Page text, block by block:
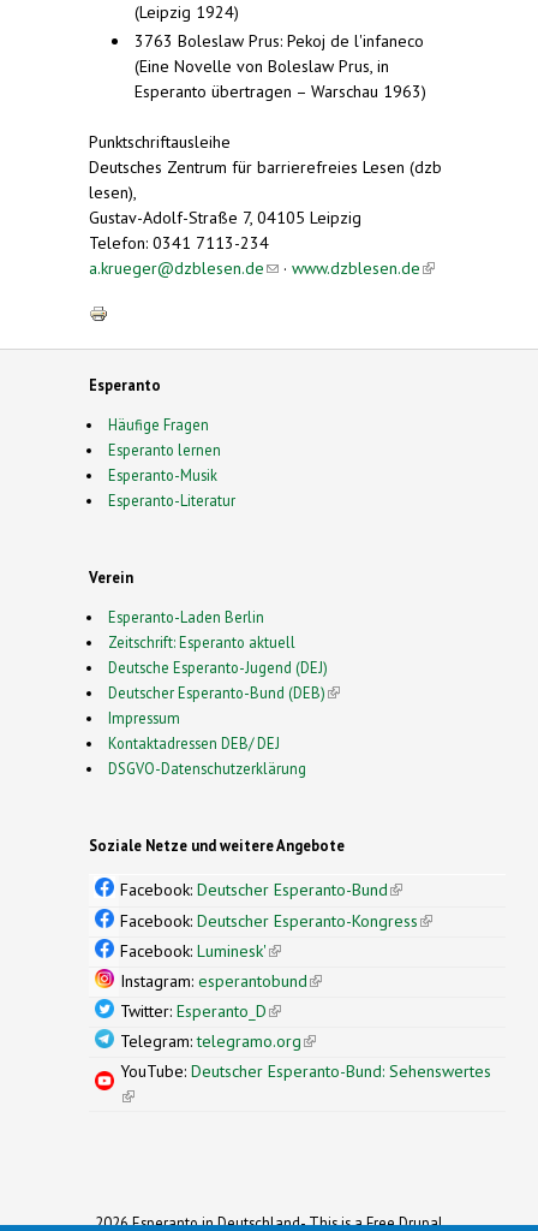
(Leipzig 1924)
3763 Boleslaw Prus: Pekoj de l'infaneco
(Eine Novelle von Boleslaw Prus, in
Esperanto übertragen – Warschau 1963)
Punktschriftausleihe
Deutsches Zentrum für barrierefreies Lesen (dzb
lesen),
Gustav-Adolf-Straße 7, 04105 Leipzig
Telefon: 0341 7113-234
a.krueger@dzblesen.de(link sends e-mail)
· www.dzblesen.de(link is
Esperanto
Häufige Fragen
Esperanto lernen
Esperanto-Musik
Esperanto-Literatur
Verein
Esperanto-Laden Berlin
Zeitschrift: Esperanto aktuell
Deutsche Esperanto-Jugend (DEJ)
Deutscher Esperanto-Bund (DEB)(link is external)
Impressum
Kontaktadressen DEB/ DEJ
DSGVO-Datenschutzerklärung
Soziale Netze und weitere Angebote
Facebook: Deutscher Esperanto-Bund(link is
external)
Facebook: Deutscher Esperanto-Kongress(link is
Facebook: Luminesk'(link is external)
Instagram: esperantobund(link is external)
Twitter: Esperanto_D(link is external)
Telegram:telegramo.org(link is external)
YouTube: Deutscher Esperanto-Bund: Sehenswertes
(link is external)
2026 Esperanto in Deutschland- This is a Free Drupal